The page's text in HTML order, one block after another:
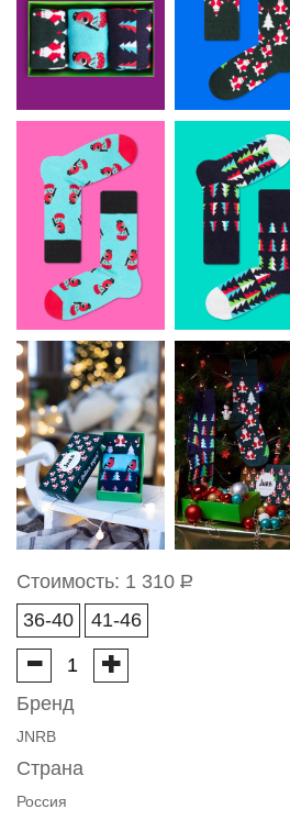
Стоимость: 1 310 Р
36-40
41-46
Бренд
JNRB
Страна
Россия